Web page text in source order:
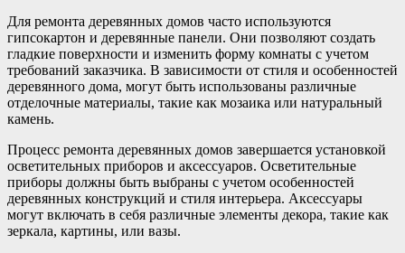
Для ремонта деревянных домов часто используются
гипсокартон и деревянные панели. Они позволяют создать
гладкие поверхности и изменить форму комнаты с учетом
требований заказчика. В зависимости от стиля и особенностей
деревянного дома, могут быть использованы различные
отделочные материалы, такие как мозаика или натуральный
камень.
Процесс ремонта деревянных домов завершается установкой
осветительных приборов и аксессуаров. Осветительные
приборы должны быть выбраны с учетом особенностей
деревянных конструкций и стиля интерьера. Аксессуары
могут включать в себя различные элементы декора, такие как
зеркала, картины, или вазы.